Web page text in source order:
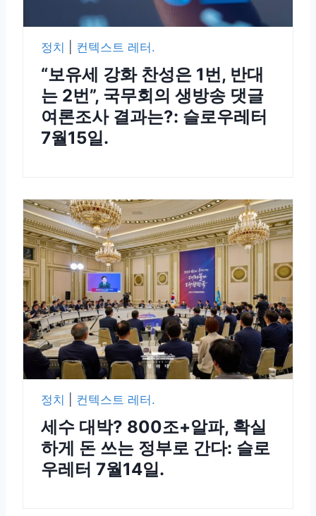
정치 컨텍스트 레터.
“보유세 강화 찬성은 1번, 반대
는 2번”, 국무회의 생방송 댓글
여론조사 결과는?: 슬로우레터
7월15일.
정치 컨텍스트 레터.
세수 대박? 800조+알파, 확실
하게 돈 쓰는 정부로 간다: 슬로
우레터 7월14일.